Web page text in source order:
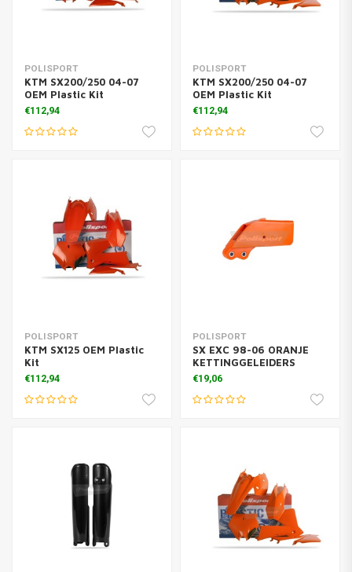
POLISPORT
KTM SX200/250 04-07
OEM Plastic Kit
€112,94
POLISPORT
KTM SX200/250 04-07
OEM Plastic Kit
€112,94
POLISPORT
KTM SX125 OEM Plastic
Kit
€112,94
POLISPORT
SX EXC 98-06 ORANJE
KETTINGGELEIDERS
€19,06